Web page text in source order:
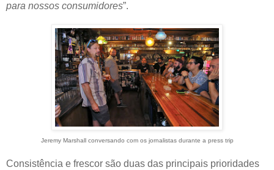
para nossos consumidores”.
Jeremy Marshall conversando com os jornalistas durante a press trip
Consistência e frescor são duas das principais prioridades